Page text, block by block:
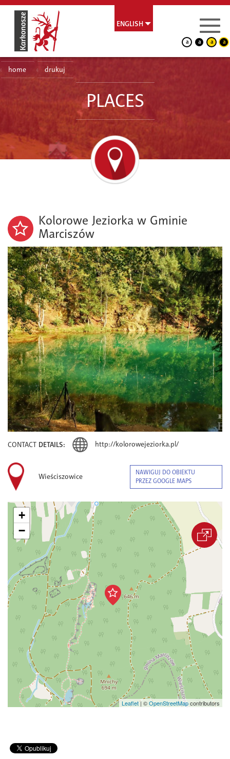
ENGLISH
a a a a
home drukuj
PLACES
Kolorowe Jeziorka w Gminie
Marciszów
CONTACT DETAILS: http://kolorowejeziorka.pl/
Wieściszowice
NAWIGUJ DO OBIEKTU
PRZEZ GOOGLE MAPS
+
−
Leaflet| ©OpenStreetMapcontributors